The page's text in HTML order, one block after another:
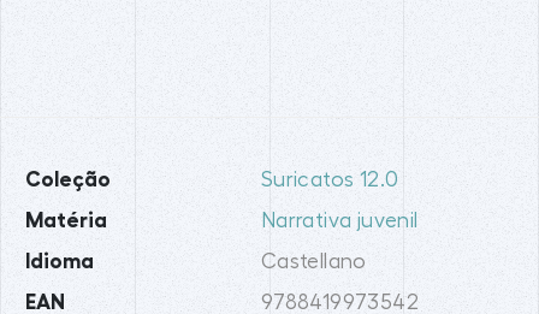
Coleção Suricatos 12.0
Matéria Narrativa juvenil
Idioma Castellano
EAN 9788419973542